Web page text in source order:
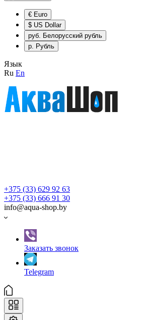
€ Euro
$ US Dollar
руб. Белорусский рубль
р. Рубль
Язык
Ru En
+375 (33) 629 92 63
+375 (33) 666 91 30
info@aqua-shop.by
Заказать звонок
Telegram